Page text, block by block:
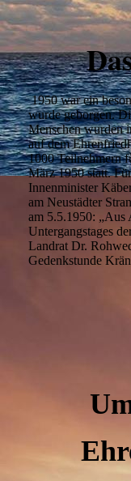
1950 war ein
wurde geborgen.
Menschen wurden
auf dem
1000 Teilnehmern
März 1950 statt.
Innenminister
am Neustädter
am 5.5.1950: „Aus
Untergangstages
Landrat Dr.
Gedenkstunde